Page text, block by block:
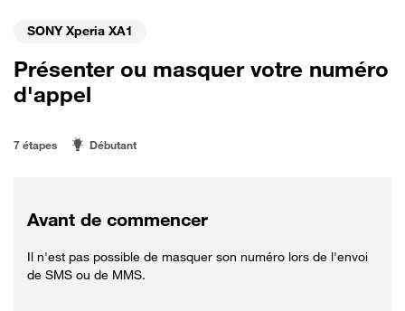
SONY Xperia XA1
Présenter ou masquer votre numéro
d'appel
7 étapes Débutant
Avant de commencer
Il n'est pas possible de masquer son numéro lors de l'envoi
de SMS ou de MMS.